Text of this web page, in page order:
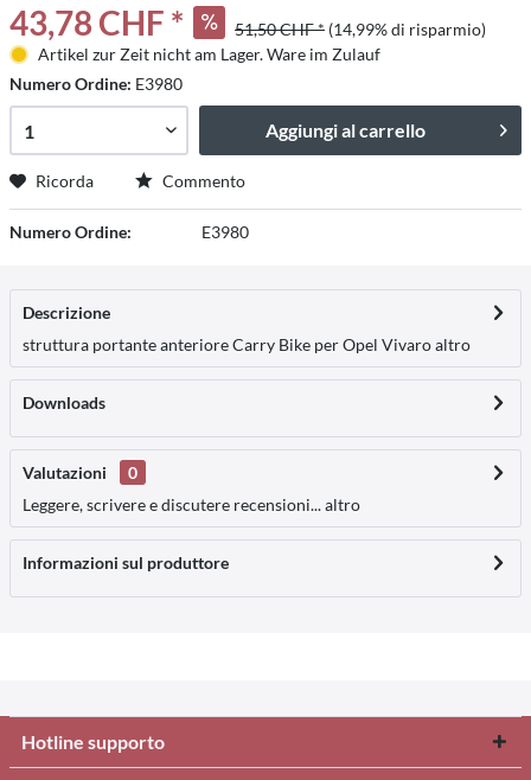
43,78 CHF * 51,50 CHF * (14,99% di risparmio)
Artikel zur Zeit nicht am Lager. Ware im Zulauf
Numero Ordine: E3980
Aggiungi al carrello
Ricorda Commento
Numero Ordine: E3980
Descrizione
struttura portante anteriore Carry Bike per Opel Vivaroaltro
Downloads
Valutazioni
0
Leggere, scrivere e discutere recensioni...altro
Informazioni sul produttore
Hotline supporto